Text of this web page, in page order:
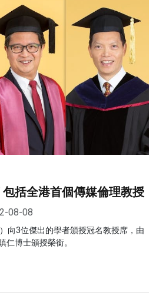
括全港首個傳媒倫理教授
08-08
向3位傑出的學者頒授冠名教授席，由
仁博士頒授榮銜。